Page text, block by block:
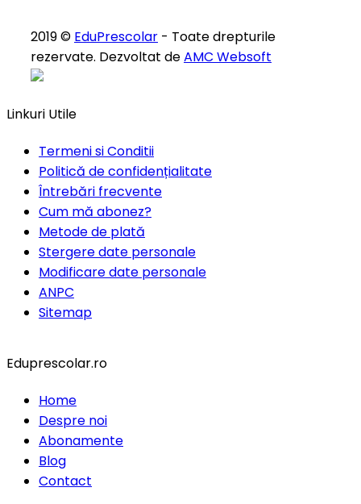
2019 © EduPrescolar - Toate drepturile
rezervate. Dezvoltat deAMC Websoft
Linkuri Utile
Termeni si Conditii
Politică de confidențialitate
Întrebări frecvente
Cum mă abonez?
Metode de plată
Stergere date personale
Modificare date personale
ANPC
Sitemap
Eduprescolar.ro
Home
Despre noi
Abonamente
Blog
Contact